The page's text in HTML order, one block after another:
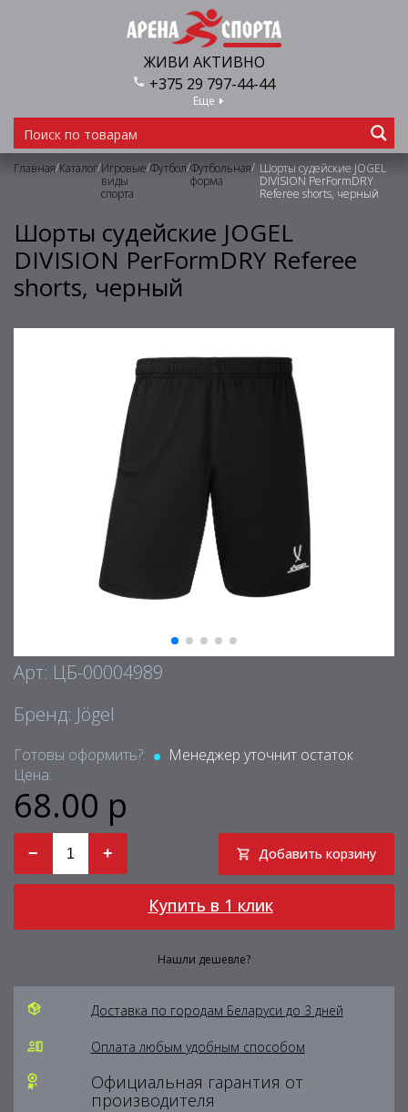
ЖИВИ АКТИВНО
+375 29 797-44-44
Еще
Главная/Каталог/Игровые
виды
спорта
/Футбол/Футбольная
форма
/ Шорты судейские JOGEL
DIVISION PerFormDRY
Referee shorts, черный
Шорты судейские JOGEL
DIVISION PerFormDRY Referee
shorts, черный
Арт: ЦБ-00004989
Бренд: Jögel
Готовы оформить?:
Менеджер уточнит остаток
Цена:
68.00 р
− + Добавить корзину
Купить в 1 клик
Нашли дешевле?
Доставка по городам Беларуси до 3 дней
Оплата любым удобным способом
Официальная гарантия от
производителя